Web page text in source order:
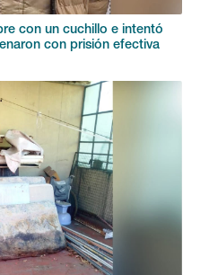
con un cuchillo e intentó
con prisión efectiva